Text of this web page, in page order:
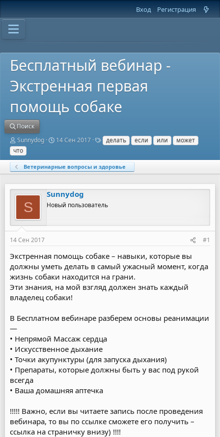
Вход Регистрация
Бесплатный вебинар -
Экстренная первая
помощь собаке
Поиск
А
в
т
о
р
е
м
Sunnydog
Д
а
н
ч
а
л
а
14 Сен 2017
Т
е
и
делать если или
может
что
Ветеринарные вопросы и здоровье
S
Sunnydog
Новый пользователь
14 Сен 2017 #1
Экстренная помощь собаке – навыки, которые вы
должны уметь делать в самый ужасный момент, когда
жизнь собаки находится на грани.
Эти знания, на мой взгляд должен знать каждый
владелец собаки!
В Бесплатном вебинаре разберем основы реанимации
—
• Непрямой Массаж сердца
• Искусственное дыхание
• Точки акупунктуры (для запуска дыхания)
• Препараты, которые должны быть у вас под рукой
всегда
• Ваша домашняя аптечка
!!!!! Важно, если вы читаете запись после проведения
вебинара, то вы по ссылке сможете его получить –
ссылка на страничку внизу) !!!!